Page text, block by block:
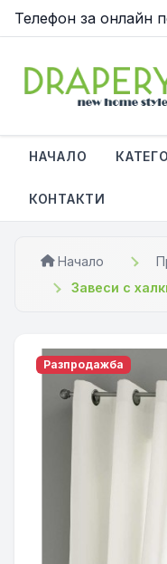
Телефон за онлайн
НАЧАЛО
КОНТАКТИ
Начало
Завеси с
Разпродажба